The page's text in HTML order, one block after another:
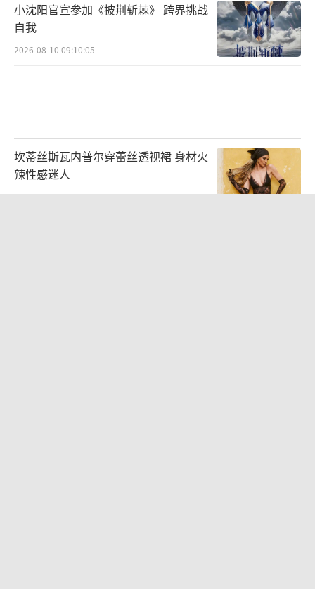
小沈阳官宣参加《披荆斩棘》 跨界挑战
自我
2026-08-10 09:10:05
坎蒂丝斯瓦内普尔穿蕾丝透视裙 身材火
辣性感迷人
2026-07-27 14:36:43